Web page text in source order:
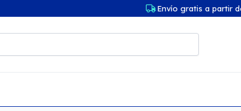
Envío gratis a partir